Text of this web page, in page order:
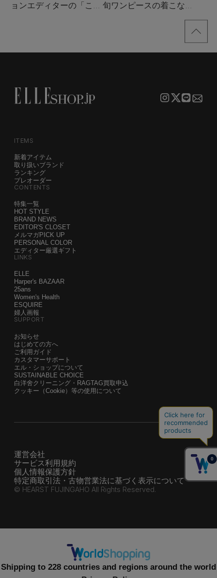
ョンエディターの「これ 旬ワンピースの着こなし
ITEMS
新着アイテム
取り扱いブランド
ランキング
プレオーダー
CONTENTS
特集一覧
HOT STYLE
BRAND NEWS
EDITOR'S CLOSET
メルマガPICK UP
PERSONAL COLOR
エディター厳選ギフト
LINKS
ELLE
Harper's BAZAAR
25ans
Women's Health
ESQUIRE
婦人画報
SUPPORT
お知らせ
はじめての方へ
ご利用ガイド
カスタマーサポート
エル・ショップについて
SUSTAINABLE CHOICE
白洋舍クリーニング・RAGTAG買取申込
クッキー（Cookie）等の使用について
運営会社
サービス利用規約
個人情報保護方針
特定商取引法・古物営業法に基づく表示について
© HEARST FUJINGAHO All Rights Reserved.
Shipping to 228 countries and regions around the world